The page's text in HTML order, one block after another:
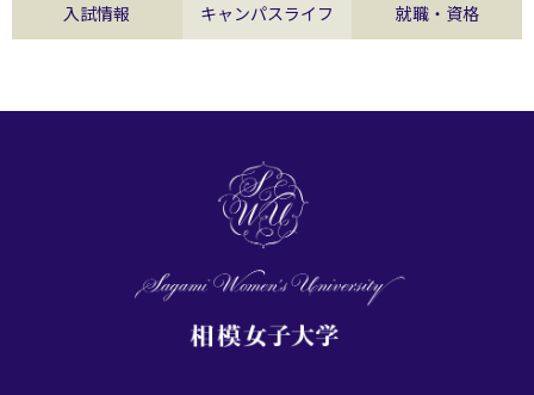
入試情報 キャンパスライフ 就職・資格